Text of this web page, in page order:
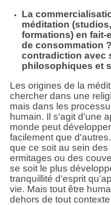
La
méditation
formations) en fait-
de consommation
contradiction avec
philosophiques et
Les origines de la
chercher dans une
mais dans les
humain. Il s'agit d'une
monde peut
facilement que
que ce soit au sein
ermitages ou des
se soit le plus
tranquillité d'esprit
vie. Mais tout être
dehors de tout